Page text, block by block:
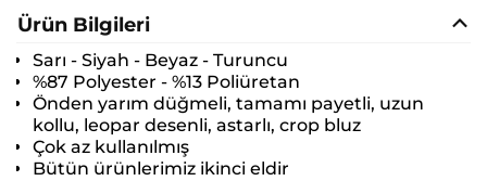
Ürün Bilgileri
Sarı - Siyah - Beyaz - Turuncu
%87 Polyester - %13 Poliüretan
Önden yarım düğmeli, tamamı payetli, uzun
kollu, leopar desenli, astarlı, crop bluz
Çok az kullanılmış
Bütün ürünlerimiz ikinci eldir